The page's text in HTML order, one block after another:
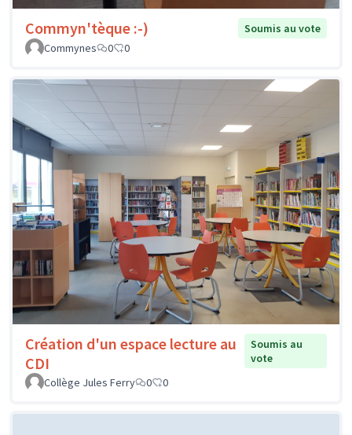
Commyn'tèque :-)
Soumis au vote
Commynes
0 0
Création d'un espace lecture au
CDI
Soumis au
vote
Collège Jules Ferry
0 0